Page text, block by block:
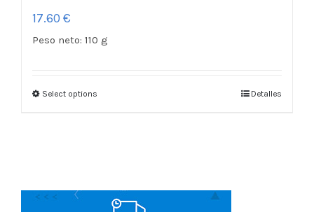
17.60 €
Peso neto: 110 g
Select options Detalles